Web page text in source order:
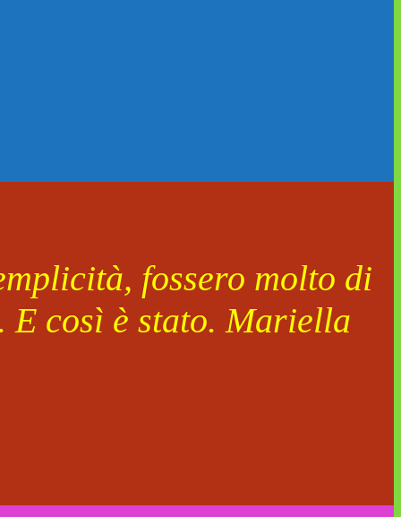
fossero molto di
E così è stato. Mariella